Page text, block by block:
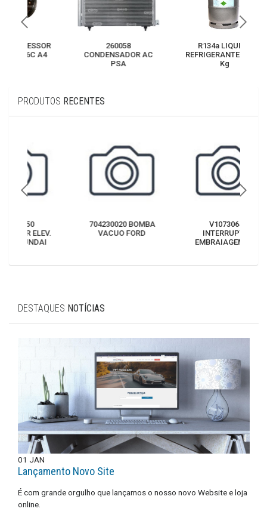
CONDENSADOR AC
R134a LIQUIDO
REFRIGERANTE R134A
PRODUTOS RECENTES
704230020 BOMBA
VACUO FORD
INTERRUPTOR
EMBRAIAGEM VAG
DESTAQUES NOTÍCIAS
01 JAN
Lançamento Novo Site
É com grande orgulho que lançamos o nosso novo Website e loja
online.